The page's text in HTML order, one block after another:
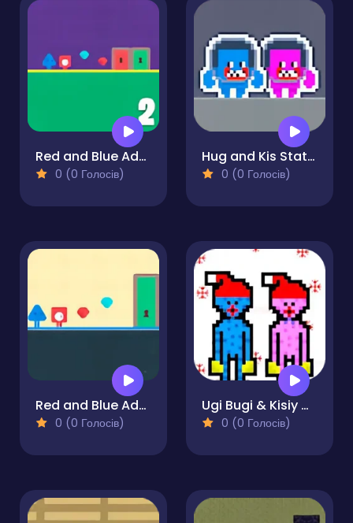
Red and Blue Adventure 2
0 (0 Голосів)
Hug and Kis Station Escape
0 (0 Голосів)
Red and Blue Adventure
0 (0 Голосів)
Ugi Bugi & Kisiy Misiy
0 (0 Голосів)